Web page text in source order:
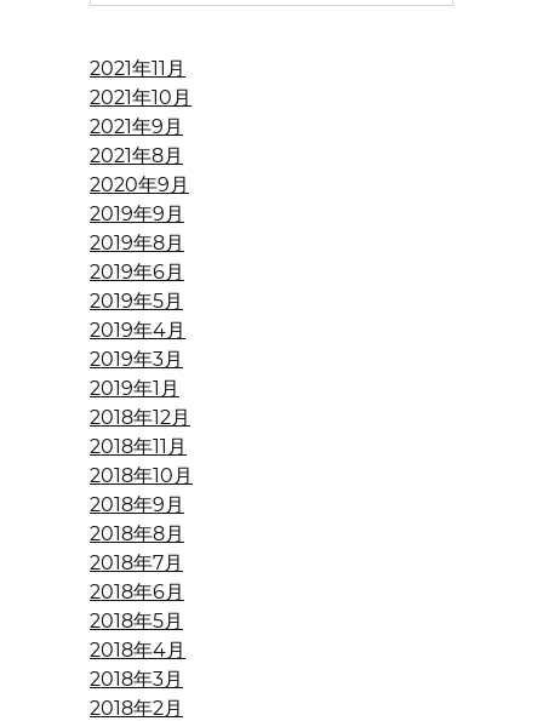
2021年11月
2021年10月
2021年9月
2021年8月
2020年9月
2019年9月
2019年8月
2019年6月
2019年5月
2019年4月
2019年3月
2019年1月
2018年12月
2018年11月
2018年10月
2018年9月
2018年8月
2018年7月
2018年6月
2018年5月
2018年4月
2018年3月
2018年2月